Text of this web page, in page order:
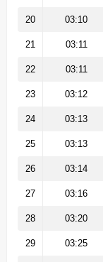
20 03:10
21 03:11
22 03:11
23 03:12
24 03:13
25 03:13
26 03:14
27 03:16
28 03:20
29 03:25